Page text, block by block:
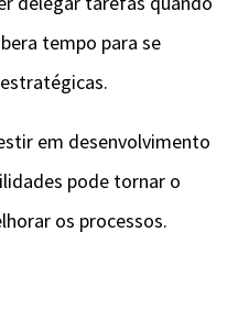
tempo para se
em desenvolvimento
pode tornar o
os processos.